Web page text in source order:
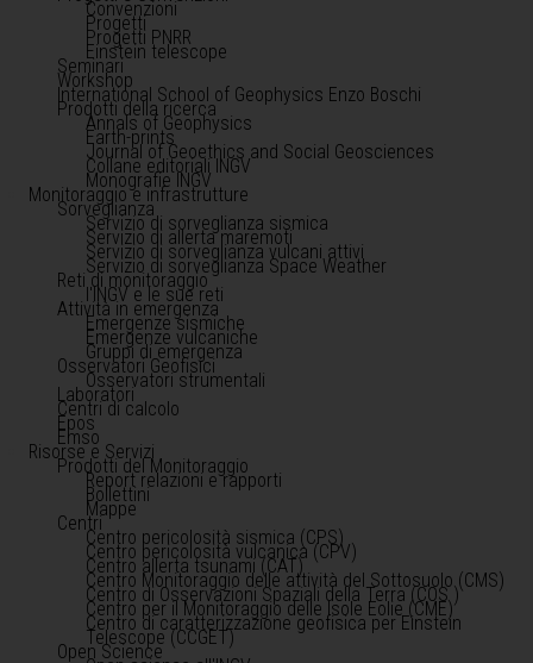
Convenzioni
Progetti
Progetti PNRR
Einstein telescope
Seminari
Workshop
International School of Geophysics Enzo Boschi
Prodotti della ricerca
Annals of Geophysics
Earth-prints
Journal of Geoethics and Social Geosciences
Collane editoriali INGV
Monografie INGV
Monitoraggio e infrastrutture
Sorveglianza
Servizio di sorveglianza sismica
Servizio di allerta maremoti
Servizio di sorveglianza vulcani attivi
Servizio di sorveglianza Space Weather
Reti di monitoraggio
l'INGV e le sue reti
Attività in emergenza
Emergenze sismiche
Emergenze vulcaniche
Gruppi di emergenza
Osservatori Geofisici
Osservatori strumentali
Laboratori
Centri di calcolo
Epos
Emso
Risorse e Servizi
Prodotti del Monitoraggio
Report relazioni e rapporti
Bollettini
Mappe
Centri
Centro pericolosità sismica (CPS)
Centro pericolosità vulcanica (CPV)
Centro allerta tsunami (CAT)
Centro Monitoraggio delle attività del Sottosuolo (CMS)
Centro di Osservazioni Spaziali della Terra (COS )
Centro per il Monitoraggio delle Isole Eolie (CME)
Centro di caratterizzazione geofisica per Einstein
Telescope (CCGET)
Open Science